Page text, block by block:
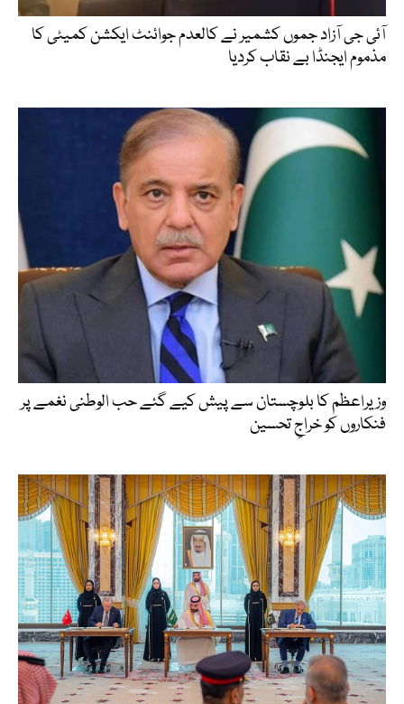
آئی جی آزاد جموں کشمیر نے کالعدم جوائنٹ ایکشن کمیٹی کا
مذموم ایجنڈا بے نقاب کردیا
وزیراعظم کا بلوچستان سے پیش کیے گئے حب الوطنی نغمے پر
فنکاروں کو خراجِ تحسین